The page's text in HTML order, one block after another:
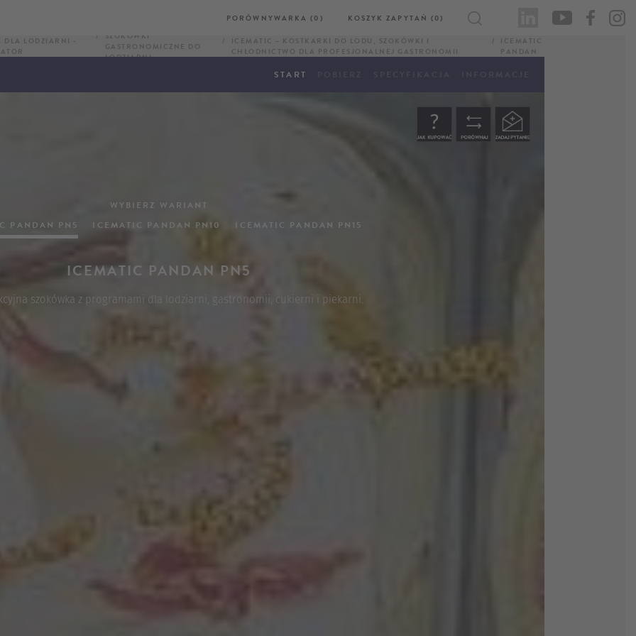
PORÓWNYWARKA (0) KOSZYK ZAPYTAŃ (0)
DLA LODZIARNI -
SZOKÓWKI
GASTRONOMICZNE DO
LODZIARNI
ICEMATIC – KOSTKARKI DO LODU, SZOKÓWKI I
CHŁODNICTWO DLA PROFESJONALNEJ GASTRONOMII
ICEMATIC
PANDAN
START
WYBIERZ WARIANT
PANDAN PN5
ICEMATIC PANDAN PN10 ICEMATIC PANDAN PN15
ICEMATIC PANDAN PN5
szokówka z programami dla lodziarni, gastronomii, cukierni i piekarni.